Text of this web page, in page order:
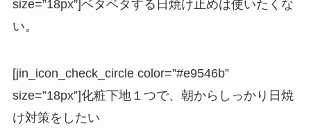
size=”18px”]ベタベタする日焼け止めは使いたくな
い。
[jin_icon_check_circle color=”#e9546b”
size=”18px”]化粧下地１つで、朝からしっかり日焼
け対策をしたい